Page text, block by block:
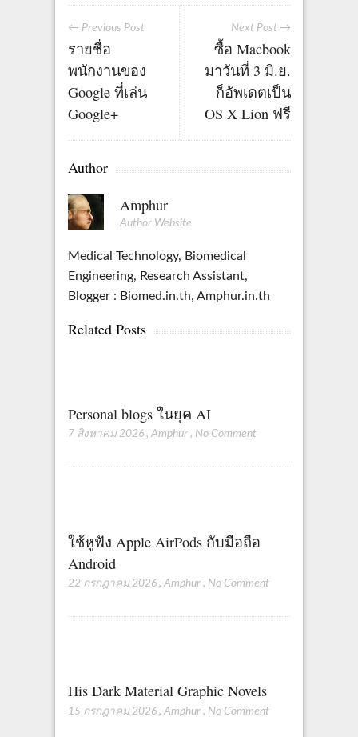
Next Post →
ซื้อ Macbook
มาวันที่ 3 มิ.ย.
ก็อัพเดตเป็น
OS X Lion ฟรี
← Previous Post
รายชื่อ
พนักงานของ
Google ที่เล่น
Google+
Author
Amphur
Author Website
Medical Technology, Biomedical
Engineering, Research Assistant,
Blogger : Biomed.in.th, Amphur.in.th
Related Posts
Personal blogs ในยุค AI
7 สิงหาคม 2026 , Amphur , No Comment
ใช้หูฟัง Apple AirPods กับมือถือ
Android
22 กรกฎาคม 2026 , Amphur , No Comment
His Dark Material Graphic Novels
15 กรกฎาคม 2026 , Amphur , No Comment